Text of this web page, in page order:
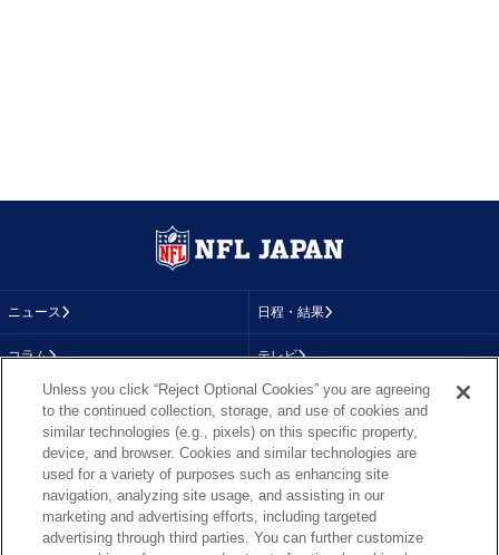
ニュース 日程・結果
コラム テレビ
画像
About NFL
More NFL 特集
Unless you click “Reject Optional Cookies” you are agreeing
to the continued collection, storage, and use of cookies and
similar technologies (e.g., pixels) on this specific property,
device, and browser. Cookies and similar technologies are
used for a variety of purposes such as enhancing site
navigation, analyzing site usage, and assisting in our
marketing and advertising efforts, including targeted
advertising through third parties. You can further customize